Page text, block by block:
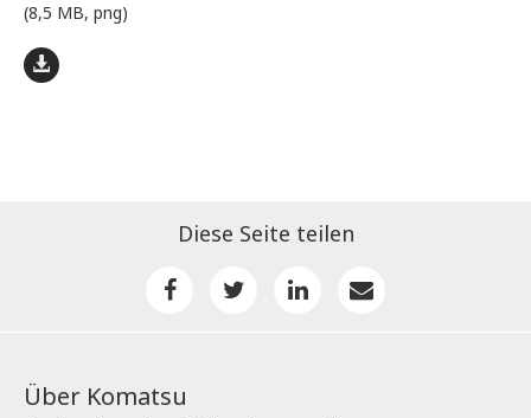
(8,5 MB, png)
Diese Seite teilen
Über Komatsu